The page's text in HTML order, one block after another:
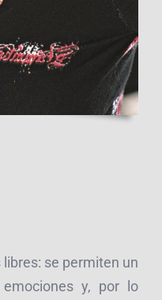
se permiten un
y, por lo